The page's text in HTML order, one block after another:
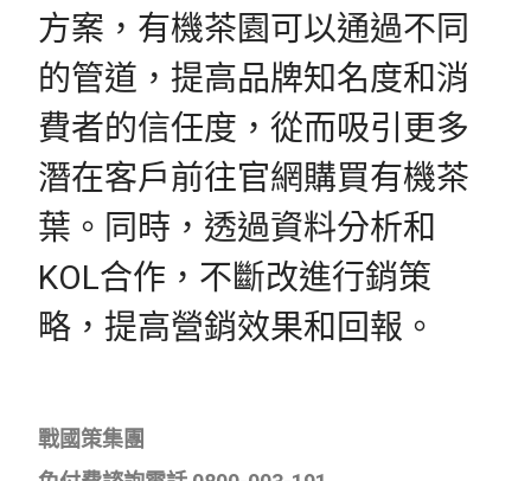
方案，有機茶園可以通過不同
的管道，提高品牌知名度和消
費者的信任度，從而吸引更多
潛在客戶前往官網購買有機茶
葉。同時，透過資料分析和
KOL合作，不斷改進行銷策
略，提高營銷效果和回報。
戰國策集團